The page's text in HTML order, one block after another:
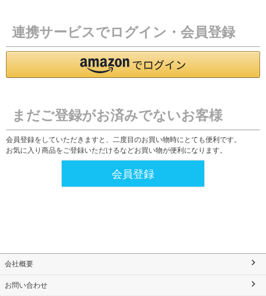
連携サービスでログイン・会員登録
まだご登録がお済みでないお客様
会員登録をしていただきますと、二度目のお買い物時にとても便利です。
お気に入り商品をご登録いただけるなどお買い物が便利になります。
会員登録
会社概要
お問い合わせ